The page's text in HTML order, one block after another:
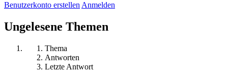
Benutzerkonto erstellen Anmelden
Ungelesene Themen
Thema
Antworten
Letzte Antwort